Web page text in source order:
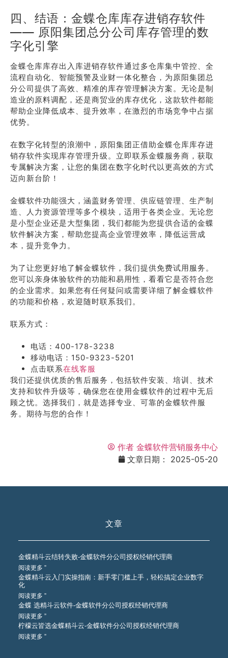
四、结语：金蝶仓库库存进销存软件
—— 原阳集团总分公司库存管理的数
字化引擎
金蝶仓库库存出入库进销存软件通过多仓库集中管控、全
流程自动化、智能预警及业财一体化整合，为原阳集团总
分公司提供了高效、精准的库存管理解决方案。无论是制
造业的原料调配，还是商贸业的库存优化，这款软件都能
帮助企业降低成本、提升效率，在激烈的市场竞争中占据
优势。
在数字化转型的浪潮中，原阳集团正借助金蝶仓库库存进
销存软件实现库存管理升级。立即联系金蝶服务商，获取
专属解决方案，让您的集团在数字化时代以更高效的方式
迈向新台阶！
金蝶软件功能强大，涵盖财务管理、供应链管理、生产制
造、人力资源管理等多个模块，适用于各类企业。无论您
是小型企业还是大型集团，我们都能为您提供合适的金蝶
软件解决方案，帮助您提高企业管理效率，降低运营成
本，提升竞争力。
为了让您更好地了解金蝶软件，我们提供免费试用服务。
您可以亲身体验软件的功能和易用性，看看它是否符合您
的企业需求。如果您有任何疑问或需要详细了解金蝶软件
的功能和价格，欢迎随时联系我们。
联系方式：
电话：400-178-3238
移动电话：150-9323-5201
点击联系在线客服
我们还提供优质的售后服务，包括软件安装、培训、技术
支持和软件升级等，确保您在使用金蝶软件的过程中无后
顾之忧。选择我们，就是选择专业、可靠的金蝶软件服
务。期待与您的合作！
作者 金蝶软件营销服务中心
文章日期：
2025-05-20
文章
金蝶精斗云结转失败-金蝶软件分公司授权经销代理商
阅读更多 ”
金蝶精斗云入门实操指南：新手零门槛上手，轻松搞定企业数字
化
阅读更多 ”
金蝶 选精斗云软件-金蝶软件分公司授权经销代理商
阅读更多 ”
柠檬云皆选金蝶精斗云-金蝶软件分公司授权经销代理商
阅读更多 ”